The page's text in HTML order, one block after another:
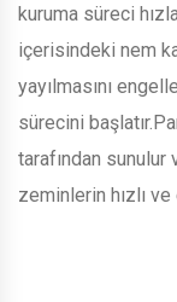
kuruma süreci
içerisindeki nem
yayılmasını
sürecini
tarafından sunulur
zeminlerin hızlı